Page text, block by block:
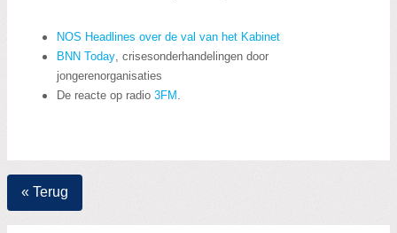
NOS Headlines over de val van het Kabinet
BNN Today, crisesonderhandelingen door
jongerenorganisaties
De reacte op radio 3FM .
« Terug